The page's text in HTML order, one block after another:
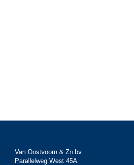
Van Oostvoorn & Zn bv
Parallelweg West 45A